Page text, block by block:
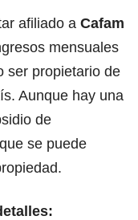
afiliado a Cafam
mensuales
ser propietario de
Aunque hay una
de
se puede